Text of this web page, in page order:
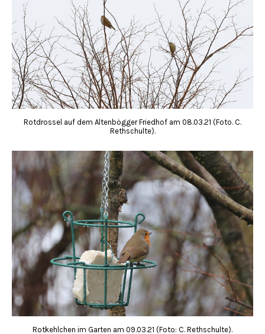
Rotdrossel auf dem Altenbögger Friedhof am 08.03.21 (Foto. C.
Rethschulte).
Rotkehlchen im Garten am 09.03.21 (Foto: C. Rethschulte).